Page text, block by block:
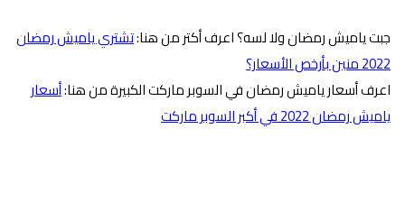
جبت ياميش رمضان ولا لسه؟ اعرف أكتر من هنا:تشتري ياميش رمضان
2022 منين بأرخص الأسعار؟
اعرف أسعار ياميش رمضان في السوبر ماركت الكبيرة من هنا:أسعار
ياميش رمضان 2022 في أكبر السوبر ماركت